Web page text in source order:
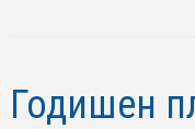
Годишен